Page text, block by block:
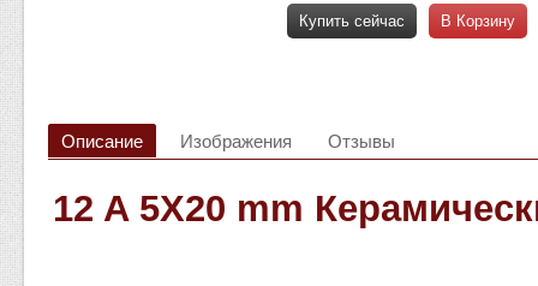
В Корзину
Купить сейчас
Описание Изображения Отзывы
12 A 5X20 mm